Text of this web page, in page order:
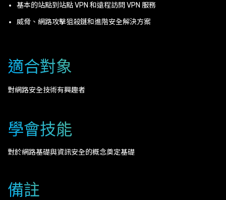
基本的站點到站點 VPN 和遠程訪問 VPN 服務
威脅、網路攻擊狙殺鏈和進階安全解決方案
適合對象
對網路安全技術有興趣者
學會技能
對於網路基礎與資訊安全的概念奠定基礎
備註